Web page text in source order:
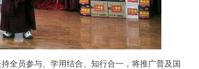
员参与、学用结合、知行合一，将推广普及国